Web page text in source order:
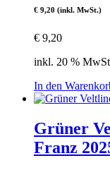
€ 9,20 (inkl. MwSt.)
€ 9,20
inkl. 20 %
In den
Grüner
Franz